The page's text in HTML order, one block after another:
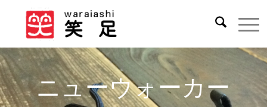
ニューウォーカー